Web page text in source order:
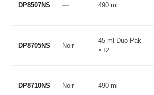
DP8507NS — 490 ml
DP8705NS Noir
45 ml Duo-Pak
×12
DP8710NS Noir 490 ml